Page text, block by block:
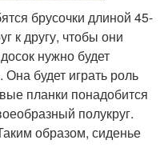
брусочки длиной 45-
к другу, чтобы они
нужно будет
будет играть роль
планки понадобится
полукруг.
образом, сиденье